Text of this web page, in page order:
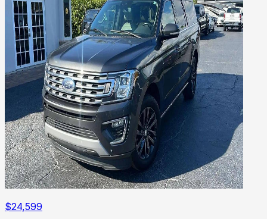
$24,599